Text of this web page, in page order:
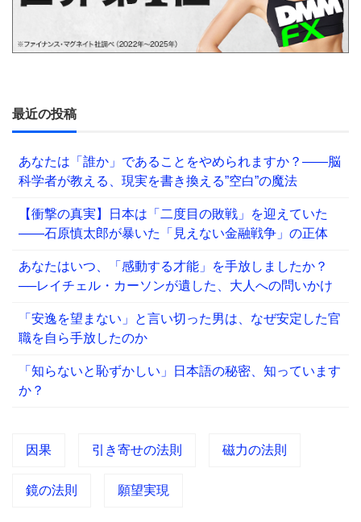
最近の投稿
あなたは「誰か」であることをやめられますか？——脳
科学者が教える、現実を書き換える”空白”の魔法
【衝撃の真実】日本は「二度目の敗戦」を迎えていた
――石原慎太郎が暴いた「見えない金融戦争」の正体
あなたはいつ、「感動する才能」を手放しましたか？
──レイチェル・カーソンが遺した、大人への問いかけ
「安逸を望まない」と言い切った男は、なぜ安定した官
職を自ら手放したのか
「知らないと恥ずかしい」日本語の秘密、知っています
か？
因果 引き寄せの法則 磁力の法則
鏡の法則 願望実現